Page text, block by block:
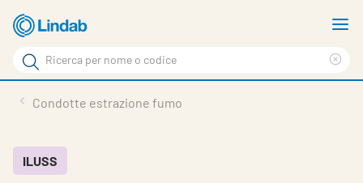
Log
visionare
Cerca
Cerca
Su Lindab
Condotte estrazione fumo
ILUSS